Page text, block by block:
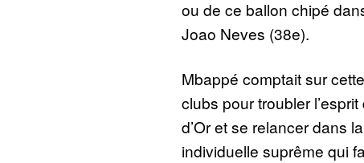
ou de ce ballon chipé
Joao Neves (38e).
Mbappé comptait sur
clubs pour troubler
d’Or et se relancer dans
individuelle suprême qui